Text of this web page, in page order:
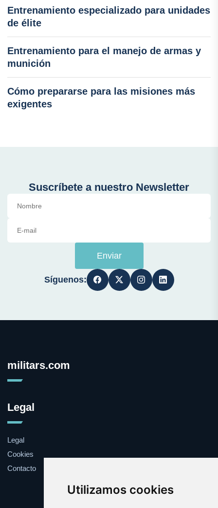
Utilizamos cookies
Entrenamiento especializado para unidades
de élite
Entrenamiento para el manejo de armas y
munición
Cómo prepararse para las misiones más
exigentes
Suscríbete a nuestro Newsletter
Enviar
Síguenos:
militars.com
Legal
Legal
Cookies
Contacto